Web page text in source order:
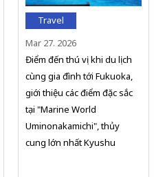
Travel
Mar 27. 2026
Điểm đến thú vị khi du lịch
cùng gia đình tới Fukuoka,
giới thiệu các điểm đặc sắc
tại "Marine World
Uminonakamichi", thủy
cung lớn nhất Kyushu